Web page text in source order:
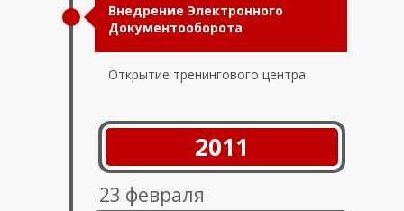
Внедрение Электронного
Документооборота
Открытие тренингового центра
2011
23 февраля